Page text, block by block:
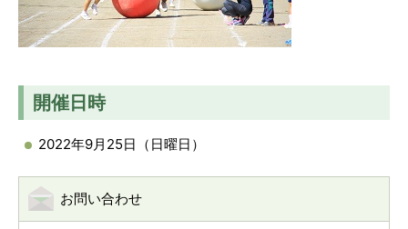
開催日時
2022年9月25日（日曜日）
お問い合わせ